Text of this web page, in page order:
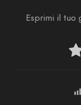
Esprimi il tuo